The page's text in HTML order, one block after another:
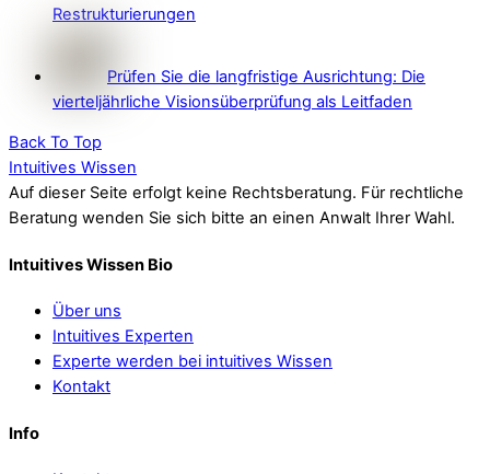
Restrukturierungen
Prüfen Sie die langfristige Ausrichtung: Die
vierteljährliche Visionsüberprüfung als Leitfaden
Back To Top
Intuitives Wissen
Auf dieser Seite erfolgt keine Rechtsberatung. Für rechtliche
Beratung wenden Sie sich bitte an einen Anwalt Ihrer Wahl.
Intuitives Wissen Bio
Über uns
Intuitives Experten
Experte werden bei intuitives Wissen
Kontakt
Info